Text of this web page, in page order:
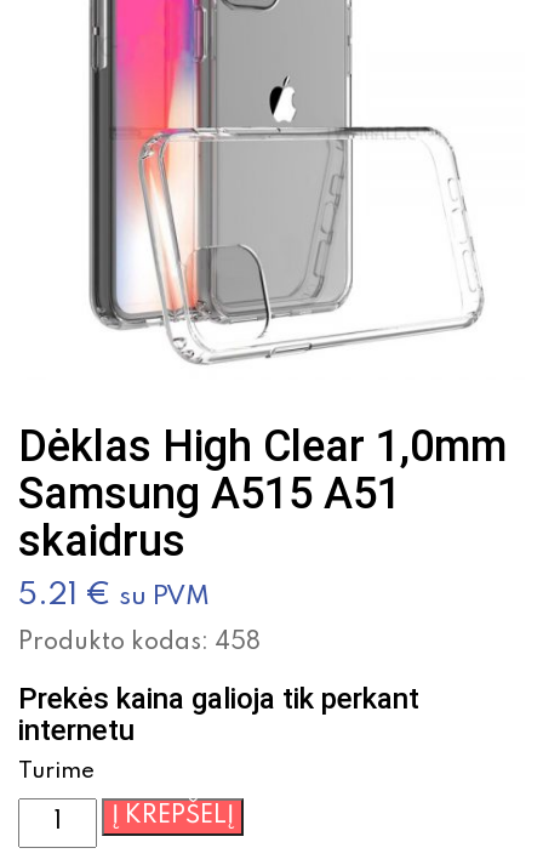
Dėklas High Clear 1,0mm
Samsung A515 A51
skaidrus
5.21 € su PVM
Produkto kodas: 458
Prekės kaina galioja tik perkant
internetu
Turime
produkto
kiekis:
Į KREPŠELĮ